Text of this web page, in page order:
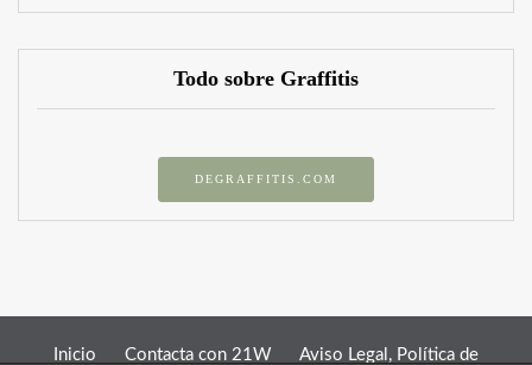
Todo sobre Graffitis
DEGRAFFITIS.COM
Inicio Contacta con 21W Aviso Legal, Política de